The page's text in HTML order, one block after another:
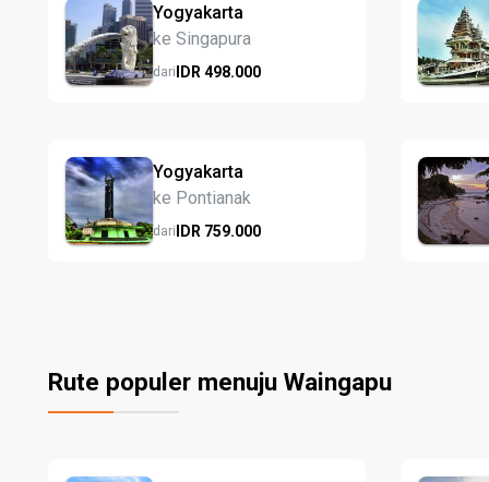
Yogyakarta
ke Singapura
dariIDR 498.000
Yogyakarta
ke Pontianak
dariIDR 759.000
Rute populer menuju Waingapu